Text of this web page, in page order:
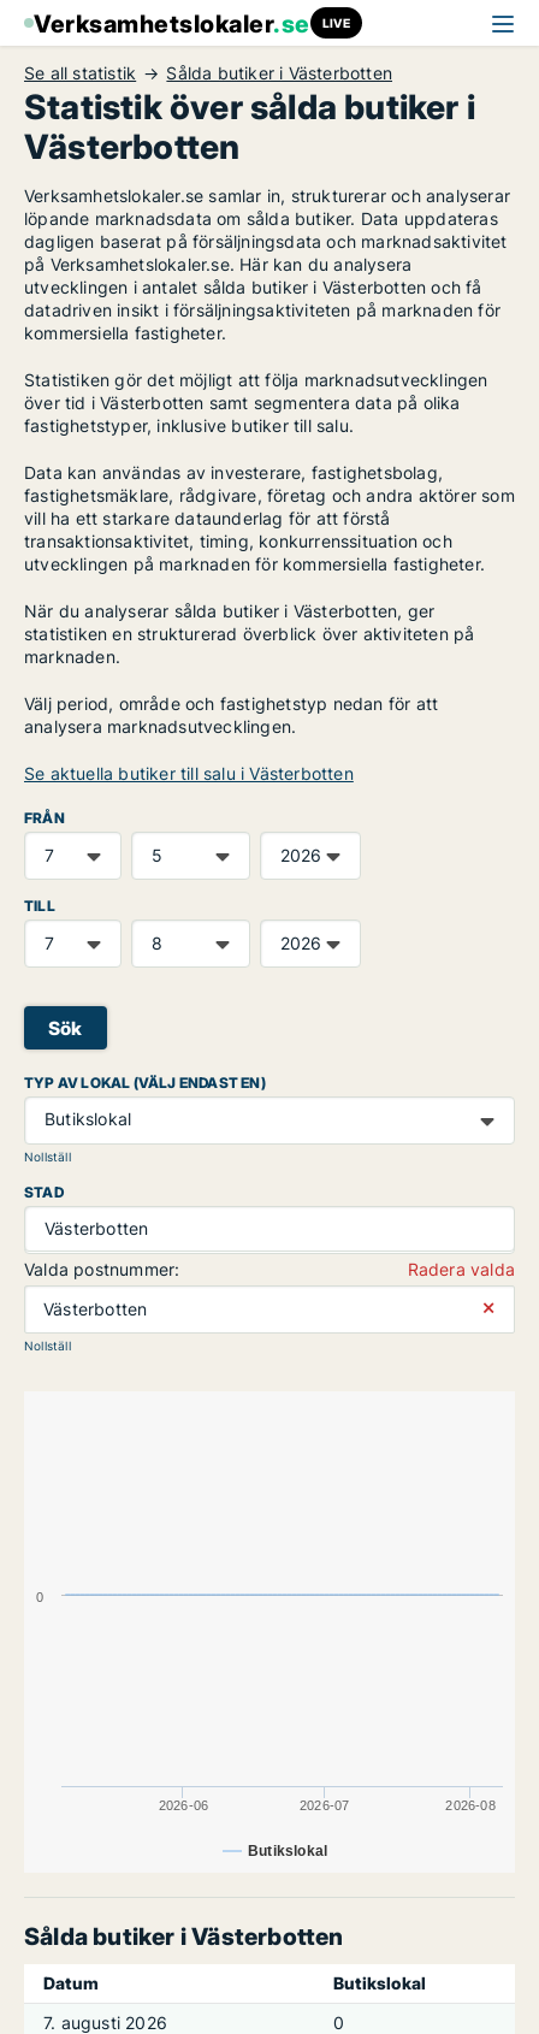
Verksamhetslokaler.se LIVE
Se all statistik Sålda butiker i Västerbotten
Statistik över sålda butiker i
Västerbotten
Verksamhetslokaler.se samlar in, strukturerar och analyserar
löpande marknadsdata om sålda butiker. Data uppdateras
dagligen baserat på försäljningsdata och marknadsaktivitet
på Verksamhetslokaler.se. Här kan du analysera
utvecklingen i antalet sålda butiker i Västerbotten och få
datadriven insikt i försäljningsaktiviteten på marknaden för
kommersiella fastigheter.
Statistiken gör det möjligt att följa marknadsutvecklingen
över tid i Västerbotten samt segmentera data på olika
fastighetstyper, inklusive butiker till salu.
Data kan användas av investerare, fastighetsbolag,
fastighetsmäklare, rådgivare, företag och andra aktörer som
vill ha ett starkare dataunderlag för att förstå
transaktionsaktivitet, timing, konkurrenssituation och
utvecklingen på marknaden för kommersiella fastigheter.
När du analyserar sålda butiker i Västerbotten, ger
statistiken en strukturerad överblick över aktiviteten på
marknaden.
Välj period, område och fastighetstyp nedan för att
analysera marknadsutvecklingen.
Se aktuella butiker till salu i Västerbotten
FRÅN
TILL
Sök
TYP AV LOKAL (VÄLJ ENDAST EN)
Butikslokal
Nollställ
STAD
Västerbotten
Valda postnummer:
Radera valda
Västerbotten
⨯
Nollställ
Butikslokal
2026-06 2026-07 2026-08
0
Sålda butiker i Västerbotten
Datum
Butikslokal
7. augusti 2026
0